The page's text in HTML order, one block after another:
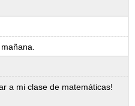
a mi clase de matemáticas!